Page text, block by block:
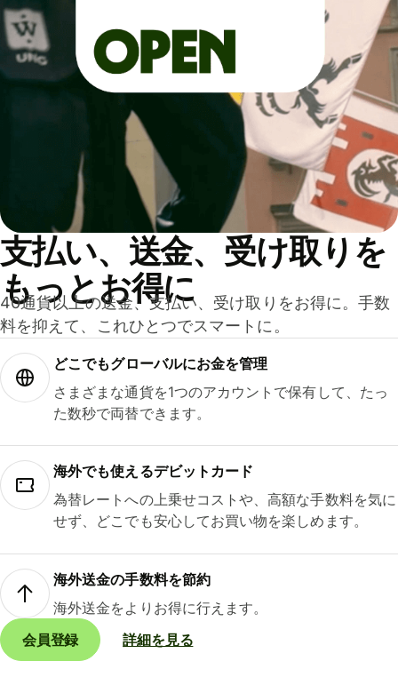
支払い、送金、受け取りを
もっとお得に
40通貨以上の送金、支払い、受け取りをお得に。手数
料を抑えて、これひとつでスマートに。
どこでもグ⁠ロ⁠ー⁠バ⁠ルにお金を管理
さまざまな通貨を1つのアカウントで保有して、たっ
た数秒で両替できます。
海外でも使えるデビットカード
為替レートへの上乗せコストや、高額な手数料を気に
せず、どこでも安心してお買い物を楽しめます。
海外送金の手数料を節約
海外送金をよりお得に行えます。
会員登録
詳細を見る